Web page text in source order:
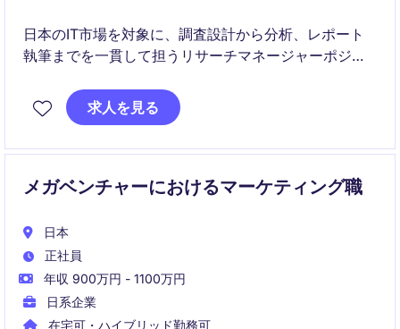
日本のIT市場を対象に、調査設計から分析、レポート
執筆までを一貫して担うリサーチマネージャーポジシ
グローバルアナリストと連携しながら、実用性の高い
求人を見る
メガベンチャーにおけるマーケティング職
日本
正社員
年収 900万円 - 1100万円
日系企業
在宅可・ハイブリッド勤務可